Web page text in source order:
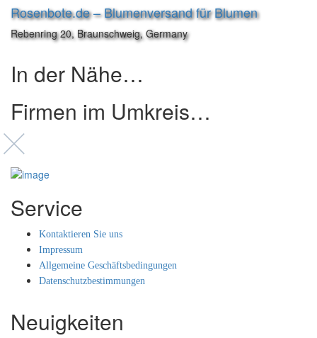
Rosenbote.de – Blumenversand für Blumen
Rebenring 20, Braunschweig, Germany
In der Nähe…
Firmen im Umkreis…
Service
Kontaktieren Sie uns
Impressum
Allgemeine Geschäftsbedingungen
Datenschutzbestimmungen
Neuigkeiten